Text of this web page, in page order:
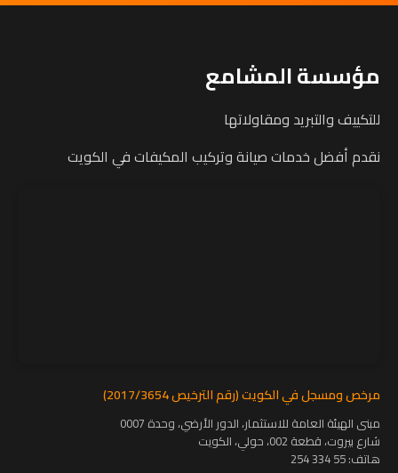
مؤسسة المشامع
للتكييف والتبريد ومقاولاتها
نقدم أفضل خدمات صيانة وتركيب المكيفات في الكويت
مرخص ومسجل في الكويت (رقم الترخيص 2017/3654)
مبنى الهيئة العامة للاستثمار، الدور الأرضي، وحدة 0007
شارع بيروت، قطعة 002، حولي، الكويت
هاتف:55 334 254